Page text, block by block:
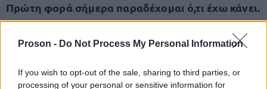
Proson - Do Not Process My Personal Information
If you wish to opt-out of the sale, sharing to third parties, or
processing of your personal or sensitive information for
Πρώτη φορά σήμερα παραδέχομαι ό,τι έχω κάνει.
Ακόμη και για εξομολόγηση που πηγαίνω δεν
έχω καταφέρει να το πω. Ξέρω ότι ο Θεός με έχει
παιδί»,είχε δηλώσει.